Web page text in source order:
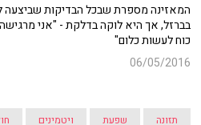
המאזינה מספרת שבכל הבדיקות שביצעה
בברזל, אך היא לוקה בדלקת - "אני
כוח לעשות כלום"
06/05/2016
תזונה שפעת ויטמינים